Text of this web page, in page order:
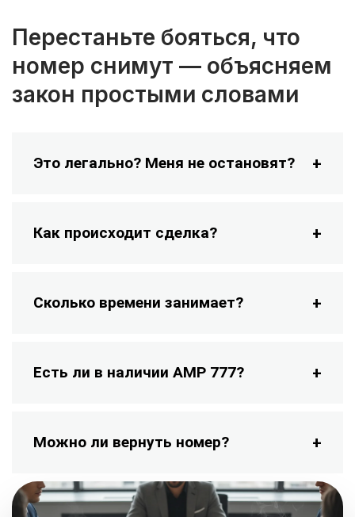
Перестаньте бояться, что
номер снимут — объясняем
закон простыми словами
Это легально? Меня не остановят?
Как происходит сделка?
Сколько времени занимает?
Есть ли в наличии АМР 777?
Можно ли вернуть номер?